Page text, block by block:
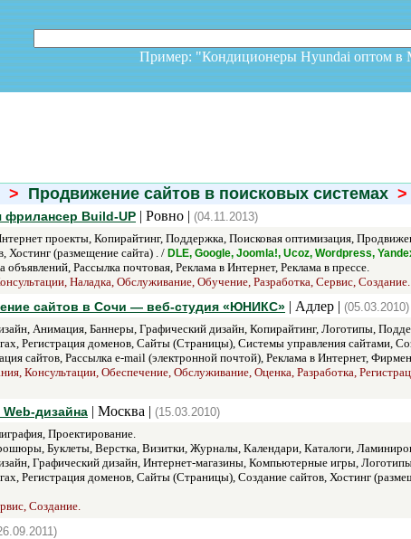
Пример: "Кондиционеры Hyundai
> Продвижение сайтов в поисковых системах >
фрилансер Build-UP | Ровно | (04.11.2013)
проекты, Копирайтинг, Поддержка, Поисковая оптимизация,
Хостинг (размещение сайта) . / DLE, Google, Joomla!, Ucoz, Wordpress,
объявлений, Рассылка почтовая, Реклама в Интернет, Реклама в прессе.
Наладка, Обслуживание, Обучение, Разработка, Сервис, Создание.
сайтов в Сочи — веб-студия «ЮНИКС» | Адлер | (05.03.2010)
Анимация, Баннеры, Графический дизайн, Копирайтинг, Логотипы,
Регистрация доменов, Сайты (Страницы), Системы управления сайтами,
сайтов, Рассылка e-mail (электронной почтой), Реклама в Интернет,
Консультации, Обеспечение, Обслуживание, Оценка, Разработка,
дизайна | Москва | (15.03.2010)
Проектирование.
Буклеты, Верстка, Визитки, Журналы, Календари, Каталоги,
Графический дизайн, Интернет-магазины, Компьютерные игры,
Регистрация доменов, Сайты (Страницы), Создание сайтов, Хостинг
Создание.